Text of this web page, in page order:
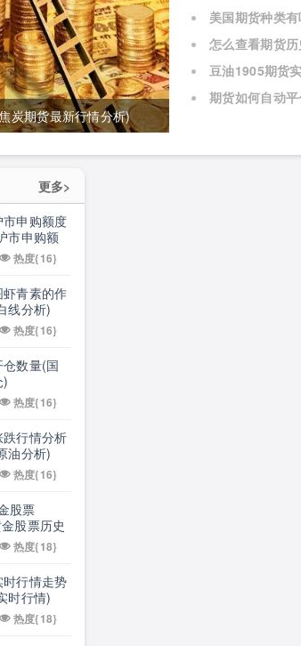
炭期货最新行情分析)
美国期货种类
怎么查看期货
豆油1905期货
期货如何自动
更多>
申购额度
市申购额
热度{16}
青素的作
线分析)
热度{16}
数量(国
)
热度{16}
行情分析
油分析)
热度{16}
股票
股票历史
热度{18}
行情走势
时行情)
热度{18}